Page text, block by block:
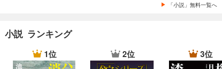
「小説」無料一覧へ
小説 ランキング
1位 2位 3位